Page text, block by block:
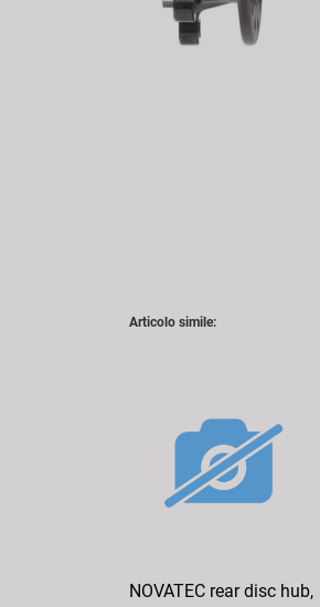
Articolo simile:
NOVATEC rear disc hub,